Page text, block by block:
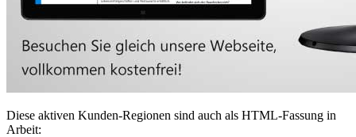
Diese aktiven Kunden-Regionen sind auch als HTML-Fassung in
Arbeit: